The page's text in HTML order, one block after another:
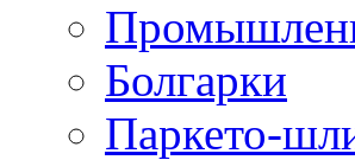
Болгарки
Паркето-